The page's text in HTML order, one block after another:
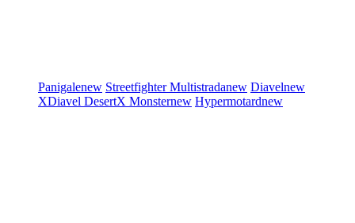
Panigalenew StreetfighterMultistradanew Diavelnew
XDiavel DesertX Monsternew Hypermotardnew